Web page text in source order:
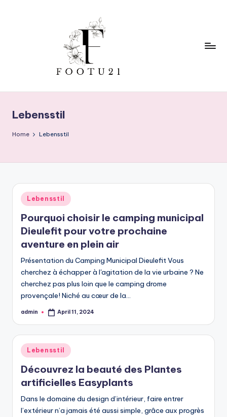
o
t
1
Lebensstil
Home Lebensstil
Posted
in
Lebensstil
Pourquoi choisir le camping municipal
Dieulefit pour votre prochaine
aventure en plein air
Présentation du Camping Municipal Dieulefit Vous
cherchez à échapper à l'agitation de la vie urbaine ? Ne
cherchez pas plus loin que le camping drome
provençale! Niché au cœur de la…
Posted
admin April 11, 2024
Posted
in
Lebensstil
Découvrez la beauté des Plantes
artificielles Easyplants
Dans le domaine du design d’intérieur, faire entrer
l’extérieur n’a jamais été aussi simple, grâce aux progrès